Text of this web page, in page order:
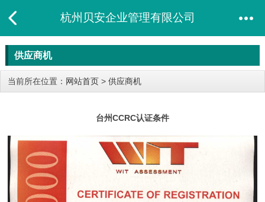
杭州贝安企业管理有限公司
供应商机
当前所在位置： 网站首页 > 供应商机
台州CCRC认证条件